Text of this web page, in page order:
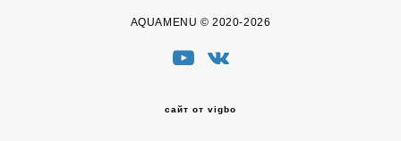
AQUAMENU © 2020-2026
сайт от vigbo